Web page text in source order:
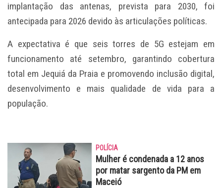
implantação das antenas, prevista para 2030, foi
antecipada para 2026 devido às articulações políticas.
A expectativa é que seis torres de 5G estejam em
funcionamento até setembro, garantindo cobertura
total em Jequiá da Praia e promovendo inclusão digital,
desenvolvimento e mais qualidade de vida para a
população.
POLÍCIA
Mulher é condenada a 12 anos
por matar sargento da PM em
Maceió